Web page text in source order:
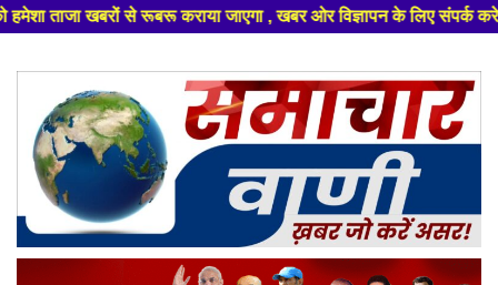
जाएगा , खबर ओर विज्ञापन के लिए संपर्क करे +91 8329626839
content